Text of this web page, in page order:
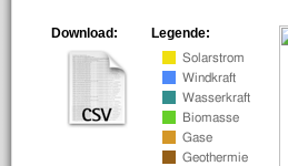
Legende:
Download: